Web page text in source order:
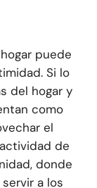
puede
Si lo
del hogar y
como
el
de
donde
a los